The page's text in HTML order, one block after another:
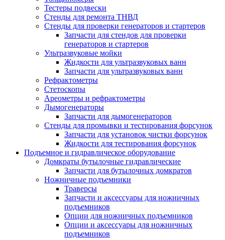
Тестеры подвески
Стенды для ремонта ТНВД
Стенды для проверки генераторов и стартеров
Запчасти для стендов для проверки
генераторов и стартеров
Ультразвуковые мойки
Жидкости для ультразвуковых ванн
Запчасти для ультразвуковых ванн
Рефрактометры
Стетоскопы
Ареометры и рефрактометры
Дымогенераторы
Запчасти для дымогенераторов
Стенды для промывки и тестирования форсунок
Запчасти для установок чистки форсунок
Жидкости для тестирования форсунок
Подъемное и гидравлическое оборудование
Домкраты бутылочные гидравлические
Запчасти для бутылочных домкратов
Ножничные подъемники
Траверсы
Запчасти и аксессуары для ножничных
подъемников
Опции для ножничных подъемников
Опции и аксессуары для ножничных
подъемников